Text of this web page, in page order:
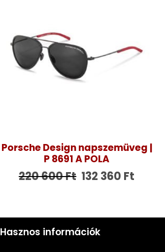
Porsche Design napszemüveg |
P 8691 A POLA
220 600Ft 132 360 Ft
Hasznos információk